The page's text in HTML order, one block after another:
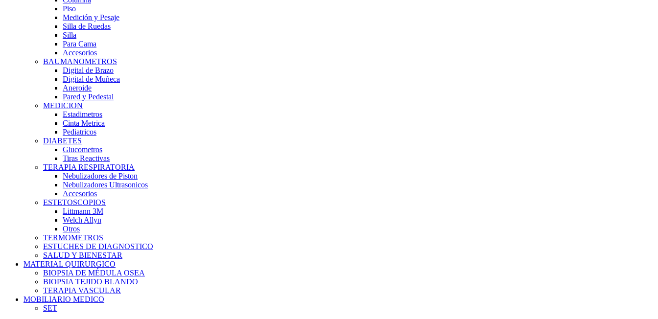
Piso
Medición y Pesaje
Silla de Ruedas
Silla
Para Cama
Accesorios
BAUMANOMETROS
Digital de Brazo
Digital de Muñeca
Aneroide
Pared y Pedestal
MEDICION
Estadimetros
Cinta Metrica
Pediatricos
DIABETES
Glucometros
Tiras Reactivas
TERAPIA RESPIRATORIA
Nebulizadores de Piston
Nebulizadores Ultrasonicos
Accesorios
ESTETOSCOPIOS
Littmann 3M
Welch Allyn
Otros
TERMOMETROS
ESTUCHES DE DIAGNOSTICO
SALUD Y BIENESTAR
MATERIAL QUIRURGICO
BIOPSIA DE MÉDULA OSEA
BIOPSIA TEJIDO BLANDO
TERAPIA VASCULAR
MOBILIARIO MEDICO
SET